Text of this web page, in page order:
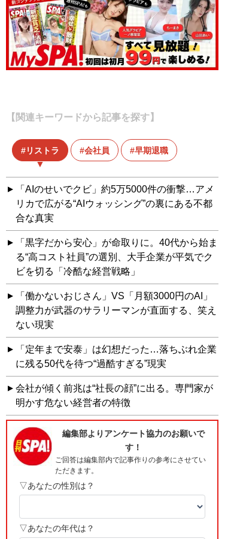
【関連キーワードから記事を探す】
リストラ 会社員 早期退職
「AIのせいでクビ」約5万5000件の衝撃…アメ
リカで広がる“AIウォッシング”の裏にある不都
合な真実
「黒字だから安心」が命取りに。40代から始ま
る“高コスト社員”の選別、大手企業が平気でク
ビを切る「冷酷な経営戦略」
「働かないおじさん」VS「月額3000円のAI」
調整力が武器のサラリーマンが直面する、笑え
ない現実
「定年まで安泰」は幻想だった…落ちぶれ企業
に残る50代を待つ“過酷すぎる”現実
会社が傾く前兆は“社長の顔”に出る。専門家が
明かす危ない経営者の特徴